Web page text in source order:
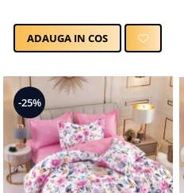
ADAUGA IN COS
-25%